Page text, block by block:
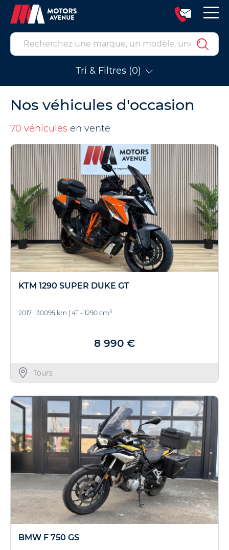
Tri & Filtres (0)
Nos véhicules d'occasion
70 véhicules en vente
KTM 1290 SUPER DUKE GT
2017 30095 km 4T - 1290 cm3
8 990 €
Tours
BMW F 750 GS